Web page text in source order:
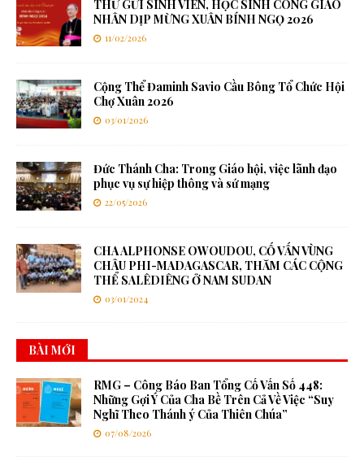
THƯ GỬI SINH VIÊN, HỌC SINH CÔNG GIÁO
NHÂN DỊP MỪNG XUÂN BÍNH NGỌ 2026
11/02/2026
Cộng Thể Đaminh Savio Cầu Bông Tổ Chức Hội
Chợ Xuân 2026
03/01/2026
Đức Thánh Cha: Trong Giáo hội, việc lãnh đạo
phục vụ sự hiệp thông và sứ mạng
22/05/2026
CHA ALPHONSE OWOUDOU, CỐ VẤN VÙNG
CHÂU PHI-MADAGASCAR, THĂM CÁC CỘNG
THỂ SALÊDIÊNG Ở NAM SUDAN
03/01/2024
BÀI MỚI
RMG – Công Báo Ban Tổng Cố Vấn Số 448:
Những Gợi Ý Của Cha Bề Trên Cả Về Việc “Suy
Nghĩ Theo Thánh ý Của Thiên Chúa”
07/08/2026